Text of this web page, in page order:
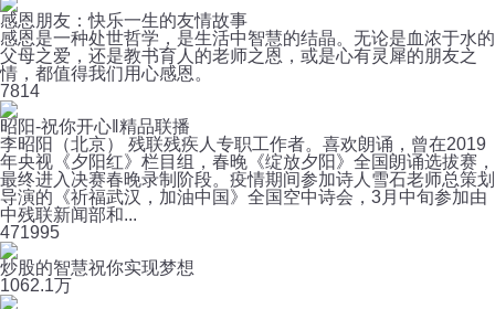
感恩朋友：快乐一生的友情故事
感恩是一种处世哲学，是生活中智慧的结晶。无论是血浓于水的
父母之爱，还是教书育人的老师之恩，或是心有灵犀的朋友之
情，都值得我们用心感恩。
7814
昭阳-祝你开心‖精品联播
李昭阳（北京） 残联残疾人专职工作者。喜欢朗诵，曾在2019
年央视《夕阳红》栏目组，春晚《绽放夕阳》全国朗诵选拔赛，
最终进入决赛春晚录制阶段。疫情期间参加诗人雪石老师总策划
导演的《祈福武汉，加油中国》全国空中诗会，3月中旬参加由
中残联新闻部和...
471995
炒股的智慧祝你实现梦想
1062.1万